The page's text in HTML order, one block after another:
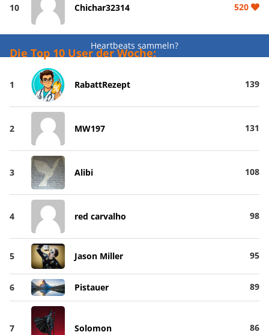
10 Chichar32314 520
Heartbeats sammeln?
Die Top 10 User der Woche:
1 RabattRezept 139
2 MW197 131
3 Alibi 108
4 red carvalho 98
5 Jason Miller 95
6 Pistauer 89
7 Solomon 86